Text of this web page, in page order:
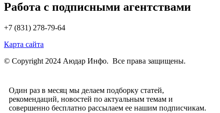
Работа с подписными агентствами
+7 (831) 278-79-64
Карта сайта
© Copyright 2024 Аюдар Инфо. Все права защищены.
Один раз в месяц мы делаем подборку статей,
рекомендаций, новостей по актуальным темам и
совершенно бесплатно рассылаем ее нашим подписчикам.